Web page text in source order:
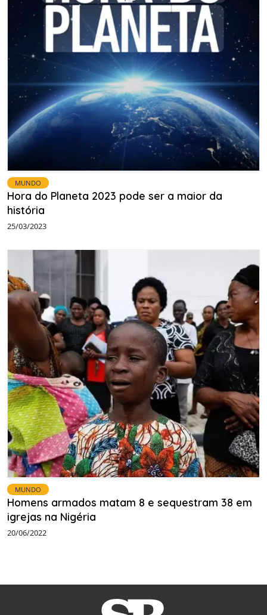
MUNDO
Hora do Planeta 2023 pode ser a maior da
história
25/03/2023
MUNDO
Homens armados matam 8 e sequestram 38 em
igrejas na Nigéria
20/06/2022